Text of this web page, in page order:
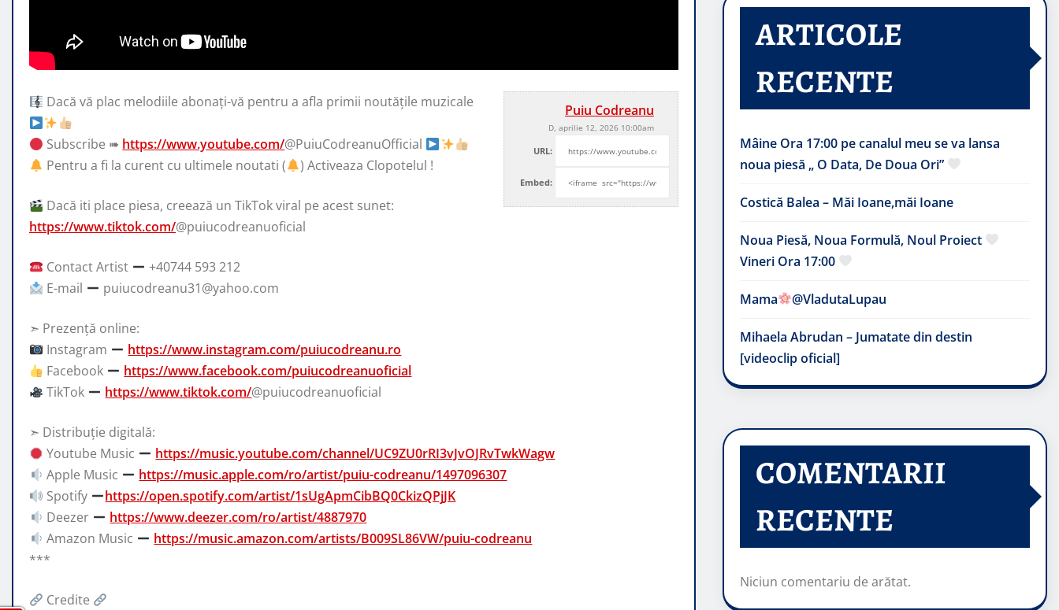
Puiu Codreanu
D, aprilie 12, 2026 10:00am
URL:
Embed:
Dacă vă plac melodiile abonați-vă pentru a afla primii noutățile muzicale
Subscribe ➠ https://www.youtube.com/@PuiuCodreanuOfficial
Pentru a fi la curent cu ultimele noutati (
) Activeaza Clopotelul !
Dacă iti place piesa, creează un TikTok viral pe acest sunet:
https://www.tiktok.com/@puiucodreanuoficial
Contact Artist
+40744 593 212
E-mail
puiucodreanu31@yahoo.com
➣ Prezență online:
Instagram
https://www.instagram.com/puiucodreanu.ro
Facebook
https://www.facebook.com/puiucodreanuoficial
TikTok
https://www.tiktok.com/@puiucodreanuoficial
➣ Distribuție digitală:
Youtube Music
https://music.youtube.com/channel/UC9ZU0rRI3vJvOJRvTwkWagw
Apple Music
https://music.apple.com/ro/artist/puiu-codreanu/1497096307
Spotify
https://open.spotify.com/artist/1sUgApmCibBQ0CkizQPjJK
Deezer
https://www.deezer.com/ro/artist/4887970
Amazon Music
https://music.amazon.com/artists/B009SL86VW/puiu-codreanu
***
Credite
ARTICOLE
RECENTE
Mâine Ora 17:00 pe canalul meu se va lansa
noua piesă „ O Data, De Doua Ori”
Costică Balea – Măi Ioane,măi Ioane
Noua Piesă, Noua Formulă, Noul Proiect
Vineri Ora 17:00
Mama @VladutaLupau
Mihaela Abrudan – Jumatate din destin
[videoclip oficial]
COMENTARII
RECENTE
Niciun comentariu de arătat.